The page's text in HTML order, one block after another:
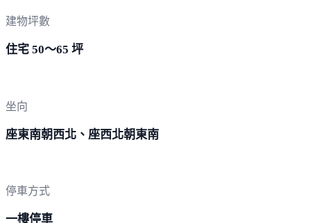
建物坪數
住宅 50～65 坪
坐向
座東南朝西北、座西北朝東南
停車方式
一樓停車